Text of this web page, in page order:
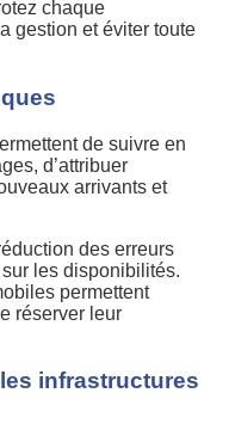
chaque
gestion et éviter toute
de suivre en
d’attribuer
arrivants et
des erreurs
les disponibilités.
permettent
réserver leur
infrastructures